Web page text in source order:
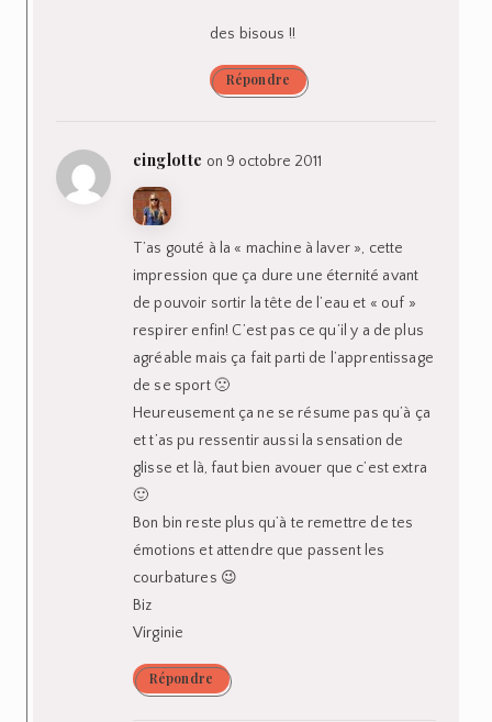
des bisous !!
Répondre
einglotte on 9 octobre 2011
T’as gouté à la « machine à laver », cette
impression que ça dure une éternité avant
de pouvoir sortir la tête de l’eau et « ouf »
respirer enfin! C’est pas ce qu’il y a de plus
agréable mais ça fait parti de l’apprentissage
de se sport 🙁
Heureusement ça ne se résume pas qu’à ça
et t’as pu ressentir aussi la sensation de
glisse et là, faut bien avouer que c’est extra
🙂
Bon bin reste plus qu’à te remettre de tes
émotions et attendre que passent les
courbatures 😉
Biz
Virginie
Répondre